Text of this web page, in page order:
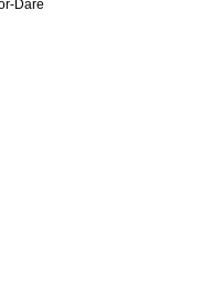
Dare